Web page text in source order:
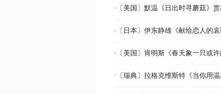
·〔美国〕默温《日出时寻蘑菇》
·〔日本〕伊东静雄《献给恋人的
·〔美国〕肯明斯《春天象一只或
·〔瑞典〕拉格克维斯特《当你用